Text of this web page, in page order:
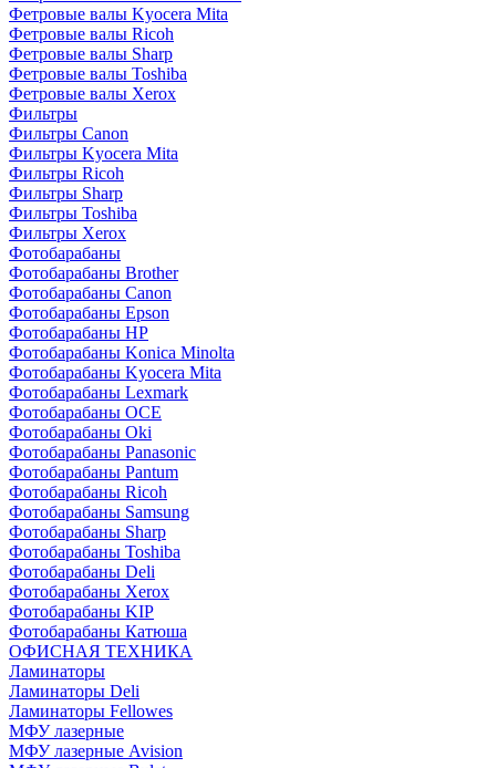
Фетровые валы Kyocera Mita
Фетровые валы Ricoh
Фетровые валы Sharp
Фетровые валы Toshiba
Фетровые валы Xerox
Фильтры
Фильтры Canon
Фильтры Kyocera Mita
Фильтры Ricoh
Фильтры Sharp
Фильтры Toshiba
Фильтры Xerox
Фотобарабаны
Фотобарабаны Brother
Фотобарабаны Canon
Фотобарабаны Epson
Фотобарабаны HP
Фотобарабаны Konica Minolta
Фотобарабаны Kyocera Mita
Фотобарабаны Lexmark
Фотобарабаны OCE
Фотобарабаны Oki
Фотобарабаны Panasonic
Фотобарабаны Pantum
Фотобарабаны Ricoh
Фотобарабаны Samsung
Фотобарабаны Sharp
Фотобарабаны Toshiba
Фотобарабаны Deli
Фотобарабаны Xerox
Фотобарабаны KIP
Фотобарабаны Катюша
ОФИСНАЯ ТЕХНИКА
Ламинаторы
Ламинаторы Deli
Ламинаторы Fellowes
МФУ лазерные
МФУ лазерные Avision